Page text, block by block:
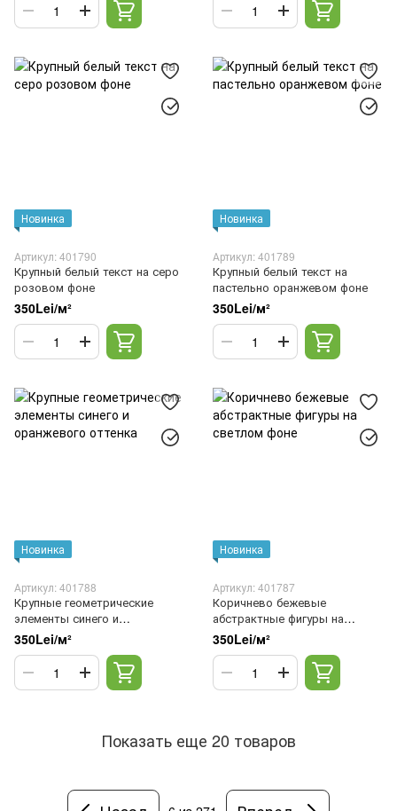
Новинка
Артикул: 401790
Крупный белый текст на серо
розовом фоне
350Lei/м²
Новинка
Артикул: 401789
Крупный белый текст на
пастельно оранжевом фоне
350Lei/м²
Новинка
Артикул: 401788
Крупные геометрические
элементы синего и
оранжевого оттенка
350Lei/м²
Новинка
Артикул: 401787
Коричнево бежевые
абстрактные фигуры на
светлом фоне
350Lei/м²
Показать еще 20 товаров